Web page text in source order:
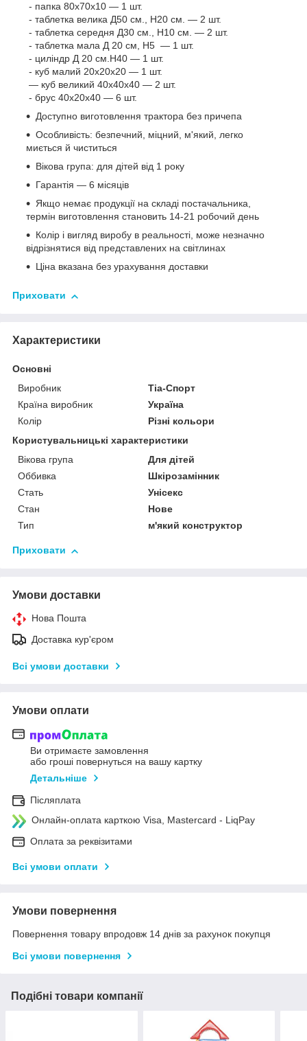
- папка 80х70х10 — 1 шт.
- таблетка велика Д50 см., Н20 см. — 2 шт.
- таблетка середня Д30 см., Н10 см. — 2 шт.
- таблетка мала Д 20 см, Н5 — 1 шт.
- циліндр Д 20 см.Н40 — 1 шт.
- куб малий 20х20х20 — 1 шт.
— куб великий 40х40х40 — 2 шт.
- брус 40х20х40 — 6 шт.
Доступно виготовлення трактора без причепа
Особливість: безпечний, міцний, м'який, легко
миється й чиститься
Вікова група: для дітей від 1 року
Гарантія — 6 місяців
Якщо немає продукції на складі постачальника,
термін виготовлення становить 14-21 робочий день
Колір і вигляд виробу в реальності, може незначно
відрізнятися від представлених на світлинах
Ціна вказана без урахування доставки
Приховати
Характеристики
Основні
Виробник
Тіа-Спорт
Країна виробник
Україна
Колір
Різні кольори
Користувальницькі характеристики
Вікова група
Для дітей
Оббивка
Шкірозамінник
Стать
Унісекс
Стан
Нове
Тип
м'який конструктор
Приховати
Умови доставки
Нова Пошта
Доставка кур'єром
Всі умови доставки
Умови оплати
Ви отримаєте замовлення
або гроші повернуться на вашу картку
Детальніше
Післяплата
Онлайн-оплата карткою Visa, Mastercard - LiqPay
Оплата за реквізитами
Всі умови оплати
Умови повернення
Повернення товару впродовж 14 днів за рахунок покупця
Всі умови повернення
Подібні товари компанії